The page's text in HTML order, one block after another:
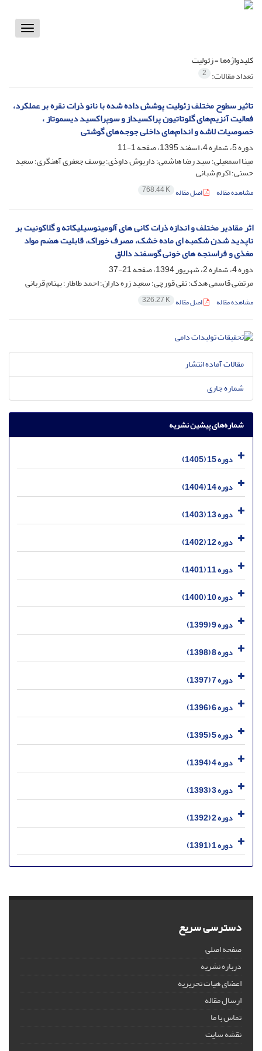
Toggle
کلیدواژه‌ها =زئولیت
تعداد مقالات: 2
تاثیر سطوح مختلف زئولیت پوشش داده شده با نانو ذرات نقره بر عملکرد،
فعالیت آنزیم‌های گلوتاتیون پراکسیداز و سوپراکسید دیسموتاز ،
خصوصیات لاشه و اندام‌های داخلی جوجه‌های گوشتی
دوره 5، شماره 4، اسفند 1395، صفحه
1-11
مینا اسمعیلی؛ سید رضا هاشمی؛ داریوش داوذی؛ یوسف جعفری آهنگری؛ سعید
حسنی؛ اکرم شبانی
مشاهده مقاله اصل مقاله 768.44 K
اثر مقادیر مختلف و اندازه ذرات کانی های آلومینوسیلیکاته و گلاکونیت ‎بر
ناپدید شدن شکمبه ای ماده خشک، مصرف خوراک، قابلیت هضم مواد
مغذی و فراسنجه های خونی گوسفند دالاق
دوره 4، شماره 2، شهریور 1394، صفحه
21-37
مرتضی قاسمی هدک؛ تقی قورچی؛ سعید زره داران؛ احمد طاطار؛ بهنام قربانی
مشاهده مقاله اصل مقاله 326.27 K
مقالات آماده انتشار
شماره جاری
شماره‌های پیشین نشریه
دوره 15 (1405)
دوره 14 (1404)
دوره 13 (1403)
دوره 12 (1402)
دوره 11 (1401)
دوره 10 (1400)
دوره 9 (1399)
دوره 8 (1398)
دوره 7 (1397)
دوره 6 (1396)
دوره 5 (1395)
دوره 4 (1394)
دوره 3 (1393)
دوره 2 (1392)
دوره 1 (1391)
دسترسی سریع
صفحه اصلی
درباره نشریه
اعضای هیات تحریریه
ارسال مقاله
تماس با ما
نقشه سایت